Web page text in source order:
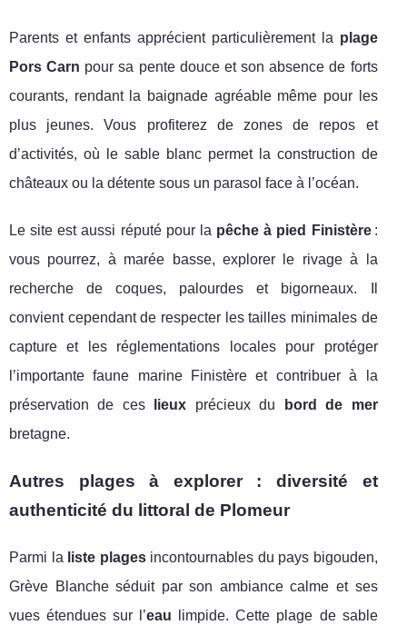
Parents et enfants apprécient particulièrement la plage
Pors Carn pour sa pente douce et son absence de forts
courants, rendant la baignade agréable même pour les
plus jeunes. Vous profiterez de zones de repos et
d’activités, où le sable blanc permet la construction de
châteaux ou la détente sous un parasol face à l’océan.
Le site est aussi réputé pour la pêche à pied Finistère:
vous pourrez, à marée basse, explorer le rivage à la
recherche de coques, palourdes et bigorneaux. Il
convient cependant de respecter les tailles minimales de
capture et les réglementations locales pour protéger
l’importante faune marine Finistère et contribuer à la
préservation de ces
lieux précieux du
bord de mer
bretagne.
Autres plages à explorer : diversité et
authenticité du littoral de Plomeur
Parmi la liste plagesincontournables du pays bigouden,
Grève Blanche séduit par son ambiance calme et ses
vues étendues sur l’eau limpide. Cette plage de sable